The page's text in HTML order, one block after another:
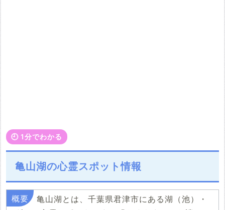
🕘️ 1分でわかる
亀山湖の心霊スポット情報
亀山湖とは、千葉県君津市にある湖（池）・